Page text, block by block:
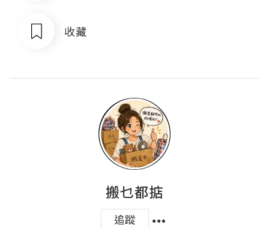
收藏
搬乜都掂
追蹤